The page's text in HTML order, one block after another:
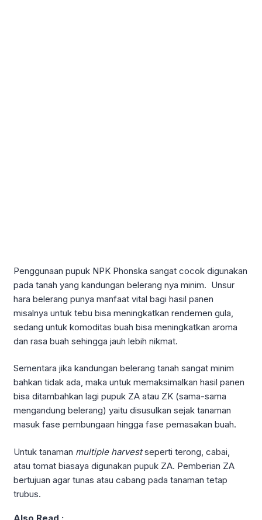
Penggunaan pupuk NPK Phonska sangat cocok digunakan
pada tanah yang kandungan belerang nya minim. Unsur
hara belerang punya manfaat vital bagi hasil panen
misalnya untuk tebu bisa meningkatkan rendemen gula,
sedang untuk komoditas buah bisa meningkatkan aroma
dan rasa buah sehingga jauh lebih nikmat.
Sementara jika kandungan belerang tanah sangat minim
bahkan tidak ada, maka untuk memaksimalkan hasil panen
bisa ditambahkan lagi pupuk ZA atau ZK (sama-sama
mengandung belerang) yaitu disusulkan sejak tanaman
masuk fase pembungaan hingga fase pemasakan buah.
Untuk tanaman multiple harvestseperti terong, cabai,
atau tomat biasaya digunakan pupuk ZA. Pemberian ZA
bertujuan agar tunas atau cabang pada tanaman tetap
trubus.